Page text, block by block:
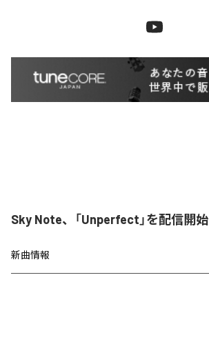
Sky Note、「Unperfect」を配信開始
新曲情報